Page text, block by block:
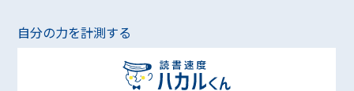
自分の力を計測する